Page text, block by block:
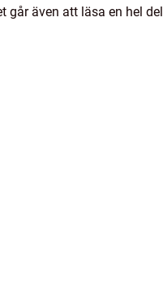
går även att läsa en hel del